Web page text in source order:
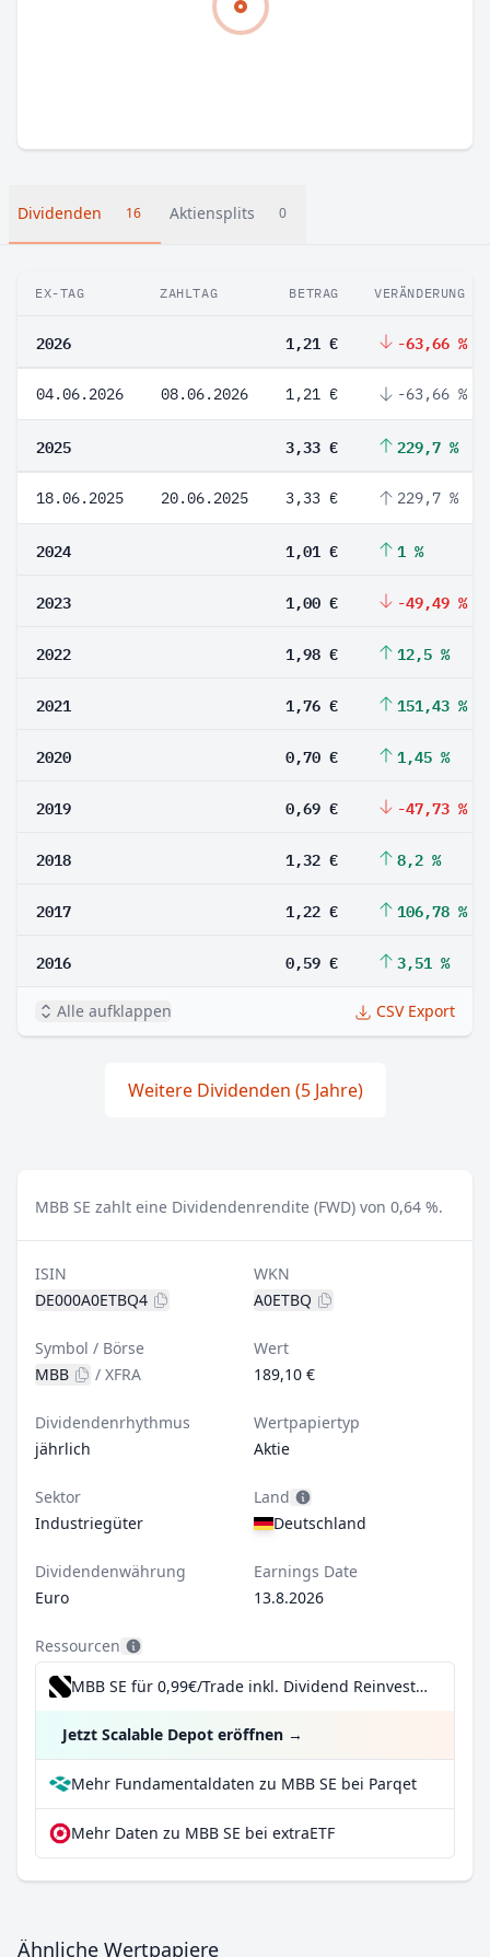
Dividenden 16 Aktiensplits 0
EX-TAG ZAHLTAG BETRAG VERÄNDERUNG
2026 1,21 € -63,66 %
04.06.2026 08.06.2026 1,21 € -63,66 %
2025 3,33 € 229,7 %
18.06.2025 20.06.2025 3,33 € 229,7 %
2024 1,01 € 1 %
2023 1,00 € -49,49 %
2022 1,98 € 12,5 %
2021 1,76 € 151,43 %
2020 0,70 € 1,45 %
2019 0,69 € -47,73 %
2018 1,32 € 8,2 %
2017 1,22 € 106,78 %
2016 0,59 € 3,51 %
Alle aufklappen CSV Export
Weitere Dividenden (5 Jahre)
MBB SE zahlt eine Dividendenrendite (FWD) von 0,64 %.
ISIN
DE000A0ETBQ4
WKN
A0ETBQ
Symbol / Börse
MBB
/ XFRA
Wert
189,10 €
Dividendenrhythmus
jährlich
Wertpapiertyp
Aktie
Sektor
Industriegüter
Land
Deutschland
Dividendenwährung
Euro
Earnings Date
13.8.2026
Ressourcen
MBB SE für 0,99€/Trade inkl. Dividend Reinvestment Plan
Jetzt Scalable Depot eröffnen →
Mehr Fundamentaldaten zu MBB SE bei Parqet
Mehr Daten zu MBB SE bei extraETF
Ähnliche Wertpapiere